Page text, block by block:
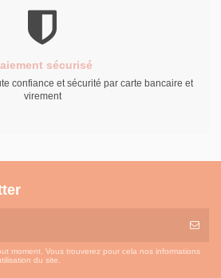
sécurisé
confiance et sécurité par carte bancaire et
virement
moment. Vous trouverez pour cela nos informations
du site.